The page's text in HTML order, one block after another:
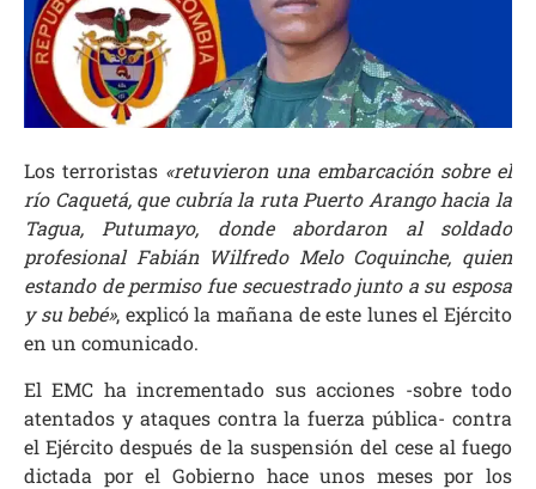
Los terroristas «retuvieron una embarcación sobre el
río Caquetá, que cubría la ruta Puerto Arango hacia la
Tagua, Putumayo, donde abordaron al soldado
profesional Fabián Wilfredo Melo Coquinche, quien
estando de permiso fue secuestrado junto a su esposa
y su bebé», explicó la mañana de este lunes el Ejército
en un comunicado.
El EMC ha incrementado sus acciones -sobre todo
atentados y ataques contra la fuerza pública- contra
el Ejército después de la suspensión del cese al fuego
dictada por el Gobierno hace unos meses por los